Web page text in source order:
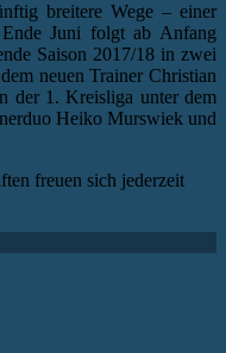
breitere Wege – einer
Ende Juni folgt ab Anfang
Saison 2017/18 in zwei
neuen Trainer Christian
der 1. Kreisliga unter dem
Heiko Murswiek und
freuen sich jederzeit